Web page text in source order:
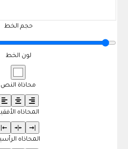
حجم الخط
لون الخط
محاذاة النص
المحاذاه
المحاذاه